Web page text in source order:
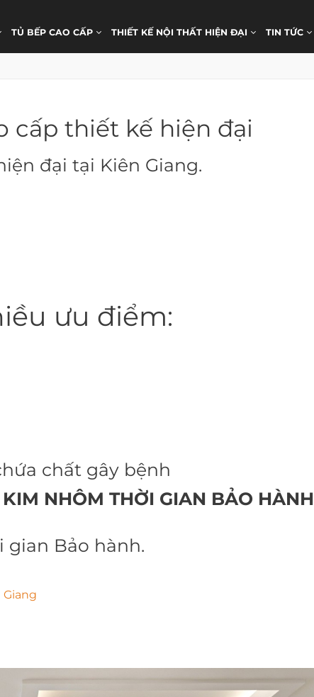
TỦ BẾP CAO CẤP THIẾT KẾ NỘI THẤT HIỆN ĐẠI TIN TỨC
cấp thiết kế hiện đại
đại tại Kiên Giang.
ưu điểm:
chất gây bệnh
NHÔM THỜI GIAN BẢO HÀNH
Bảo hành.
Giang